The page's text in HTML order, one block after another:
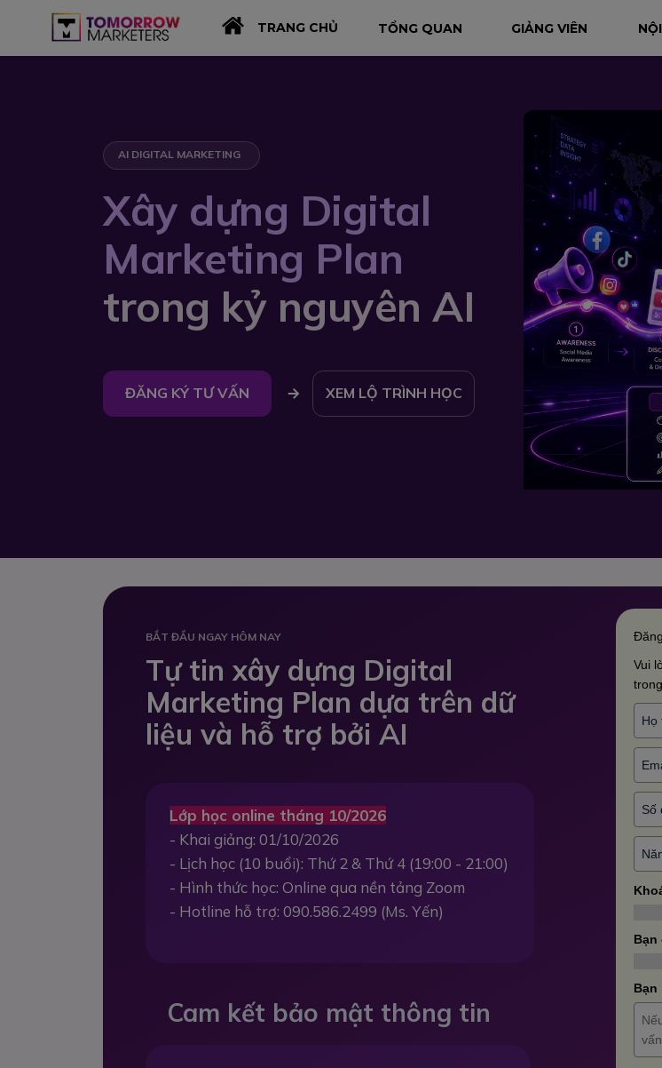
TRANG CHỦ TỔNG QUAN GIẢNG VIÊN
ĐĂNG KÝ TƯ VẤN XEM LỘ TRÌNH HỌC
AI DIGITAL MARKETING
Xây dựng Digital
Marketing Plan
trong kỷ nguyên AI
BẮT ĐẦU NGAY HÔM NAY
Tự tin xây dựng Digital
Marketing Plan dựa trên dữ
liệu và hỗ trợ bởi AI
Vui
Bạn
Bạn
Lớp học online tháng 10/2026
- Khai giảng: 01/10/2026
- Lịch học (10 buổi): Thứ 2 & Thứ 4 (19:00 - 21:00)
- Hình thức học: Online qua nền tảng Zoom
- Hotline hỗ trợ: 090.586.2499 (Ms. Yến)
Cam kết bảo mật thông tin